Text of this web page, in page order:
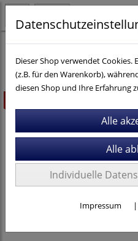
Kinder- / Jugendräder Cube
Dieser Shop verwendet Cookies.
(z.B. für den Warenkorb),
diesen Shop und Ihre Erfahrung
Individuelle
Impressum |